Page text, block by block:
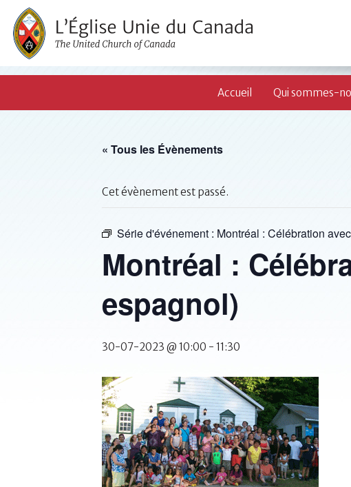
Accueil Qui sommes-
« Tous les Évènements
Cet évènement est passé.
Série d'événement : Montréal : Célébration
Montréal :
espagnol)
30-07-2023 @ 10:00 - 11:30